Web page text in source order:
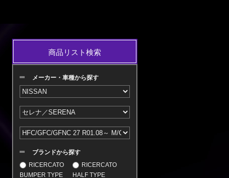
商品リスト検索
メーカー・車種から探す
ブランドから探す
RICERCATO
BUMPER TYPE
RICERCATO
HALF TYPE